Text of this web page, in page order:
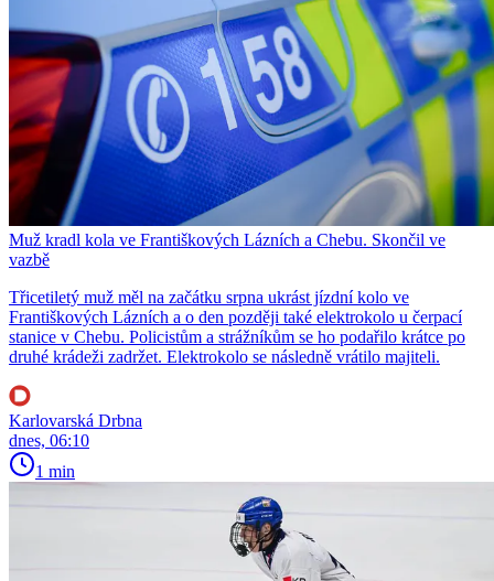
Muž kradl kola ve Františkových Lázních a Chebu. Skončil ve
vazbě
Třicetiletý muž měl na začátku srpna ukrást jízdní kolo ve
Františkových Lázních a o den později také elektrokolo u čerpací
stanice v Chebu. Policistům a strážníkům se ho podařilo krátce po
druhé krádeži zadržet. Elektrokolo se následně vrátilo majiteli.
Karlovarská Drbna
dnes, 06:10
1 min